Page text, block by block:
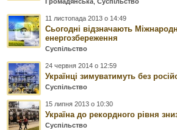
Громадянська,Суспільство
11 листопада 2013 о 14:49
Сьогодні відзначають
енергозбереження
Суспільство
24 червня 2014 о 12:59
Українці зимуватимуть без
Суспільство
15 липня 2013 о 10:30
Україна до рекордного рівня
Суспільство